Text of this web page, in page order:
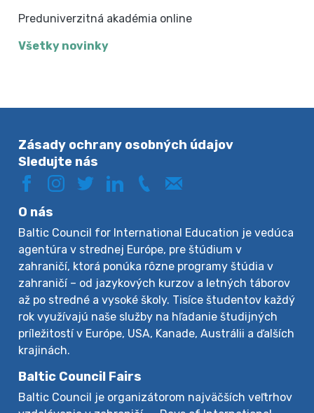
Preduniverzitná akadémia online
Všetky novinky
Zásady ochrany osobných údajov
Sledujte nás
O nás
Baltic Council for International Education je vedúca
agentúra v strednej Európe, pre štúdium v
zahraničí, ktorá ponúka rôzne programy štúdia v
zahraničí – od jazykových kurzov a letných táborov
až po stredné a vysoké školy. Tisíce študentov každý
rok využívajú naše služby na hľadanie študijných
príležitostí v Európe, USA, Kanade, Austrálii a ďalších
krajinách.
Baltic Council Fairs
Baltic Council je organizátorom najväčších veľtrhov